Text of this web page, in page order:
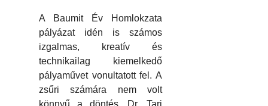
A Baumit Év Homlokzata
pályázat idén is számos
izgalmas, kreatív és
technikailag kiemelkedő
pályaművet vonultatott fel. A
zsűri számára nem volt
könnyű a döntés. Dr. Tari